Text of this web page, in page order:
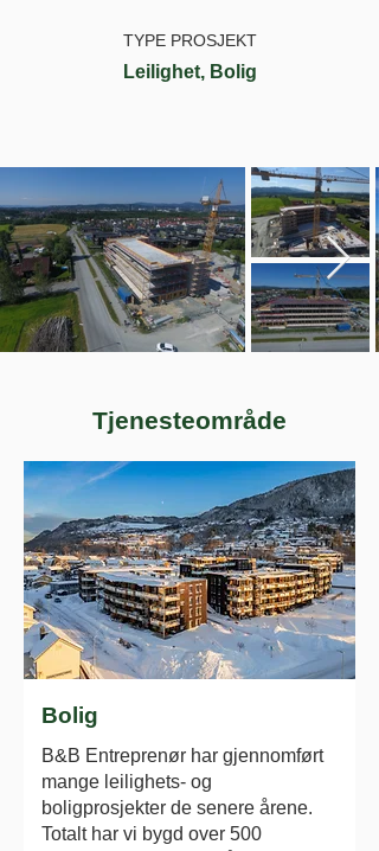
TYPE PROSJEKT
Leilighet, Bolig
Tjenesteområde
Bolig
B&B Entreprenør har gjennomført
mange leilighets- og
boligprosjekter de senere årene.
Totalt har vi bygd over 500